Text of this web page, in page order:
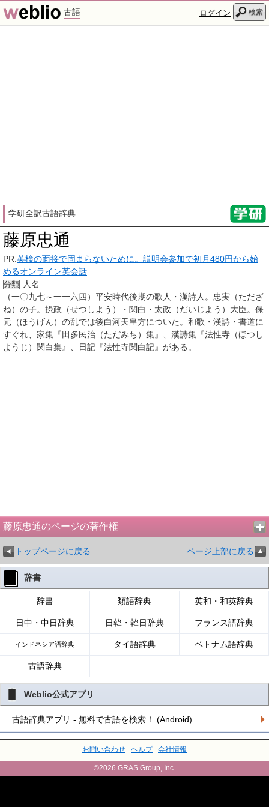
古語 ログイン 検索
学研全訳古語辞典
藤原忠通
PR:英検の面接で固まらないために。説明会参加で初月480円から始
めるオンライン英会話
分類
人名
（一〇九七～一一六四）平安時代後期の歌人・漢詩人。忠実（ただざ
ね）の子。摂政（せつしよう）・関白・太政（だいじよう）大臣。保
元（ほうげん）の乱では後白河天皇方についた。和歌・漢詩・書道に
すぐれ、家集『田多民治（ただみち）集』、漢詩集『法性寺（ほつし
ようじ）関白集』、日記『法性寺関白記』がある。
藤原忠通のページの著作権
トップページに戻る ページ上部に戻る
辞書
辞書 類語辞典 英和・和英辞典
日中・中日辞典 日韓・韓日辞典 フランス語辞典
インドネシア語辞典 タイ語辞典 ベトナム語辞典
古語辞典
Weblio公式アプリ
古語辞典アプリ - 無料で古語を検索！ (Android)
お問い合わせ ヘルプ 会社情報
©2026 GRAS Group, Inc.